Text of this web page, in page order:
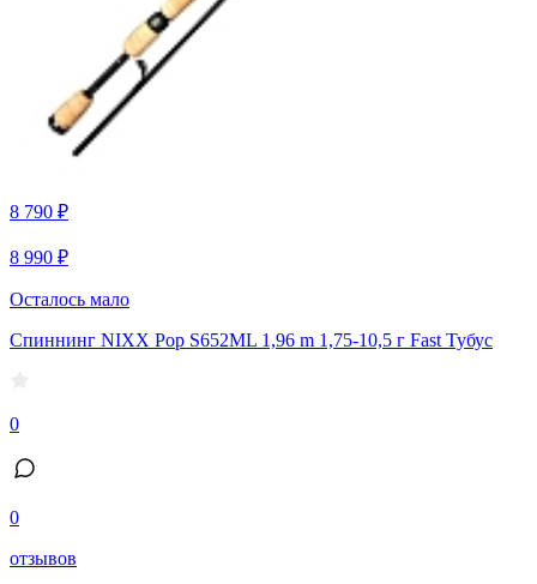
8 790 ₽
8 990 ₽
Осталось мало
Спиннинг NIXX Pop S652ML 1,96 m 1,75-10,5 г Fast Тубус
0
0
отзывов